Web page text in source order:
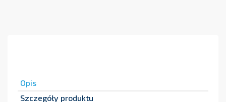
Opis
Szczegóły produktu